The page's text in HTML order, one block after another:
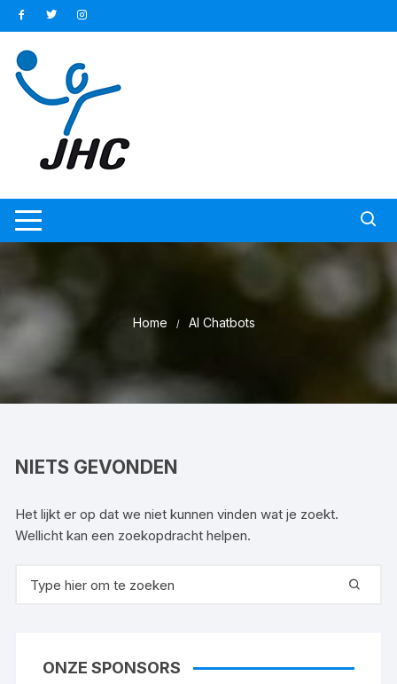
naar
inhoud
Home AI Chatbots
NIETS GEVONDEN
Het lijkt er op dat we niet kunnen vinden wat je zoekt.
Wellicht kan een zoekopdracht helpen.
naar:
ONZE SPONSORS